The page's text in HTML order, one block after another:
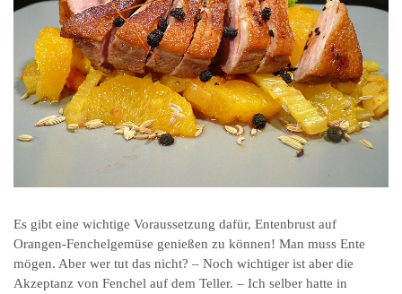
Es gibt eine wichtige Voraussetzung dafür, Entenbrust auf
Orangen-Fenchelgemüse genießen zu können! Man muss Ente
mögen. Aber wer tut das nicht? – Noch wichtiger ist aber die
Akzeptanz von Fenchel auf dem Teller. – Ich selber hatte in